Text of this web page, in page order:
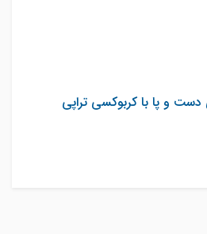
دست و پا با کربوکسی تراپی